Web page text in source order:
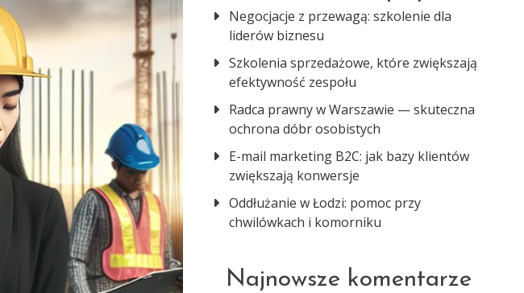
Negocjacje z przewagą: szkolenie dla
liderów biznesu
Szkolenia sprzedażowe, które zwiększają
efektywność zespołu
Radca prawny w Warszawie — skuteczna
ochrona dóbr osobistych
E-mail marketing B2C: jak bazy klientów
zwiększają konwersje
Oddłużanie w Łodzi: pomoc przy
chwilówkach i komorniku
Najnowsze komentarze